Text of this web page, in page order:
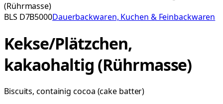
(Rührmasse)
BLS D7B5000Dauerbackwaren, Kuchen & Feinbackwaren
Kekse/Plätzchen,
kakaohaltig (Rührmasse)
Biscuits, containig cocoa (cake batter)